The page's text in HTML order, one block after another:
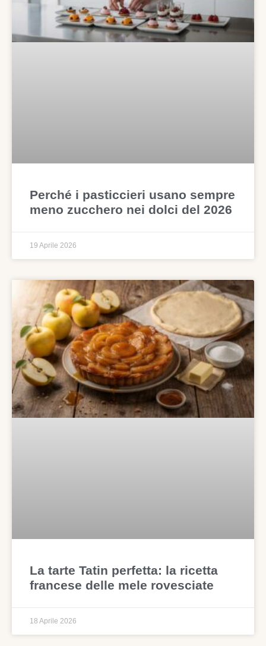
Perché i pasticcieri usano sempre
meno zucchero nei dolci del 2026
19 Aprile 2026
La tarte Tatin perfetta: la ricetta
francese delle mele rovesciate
18 Aprile 2026